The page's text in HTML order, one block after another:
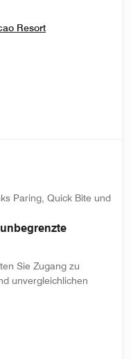
ResortOpens In New
Paring, Quick Bite und
Sie Zugang zu
unvergleichlichen